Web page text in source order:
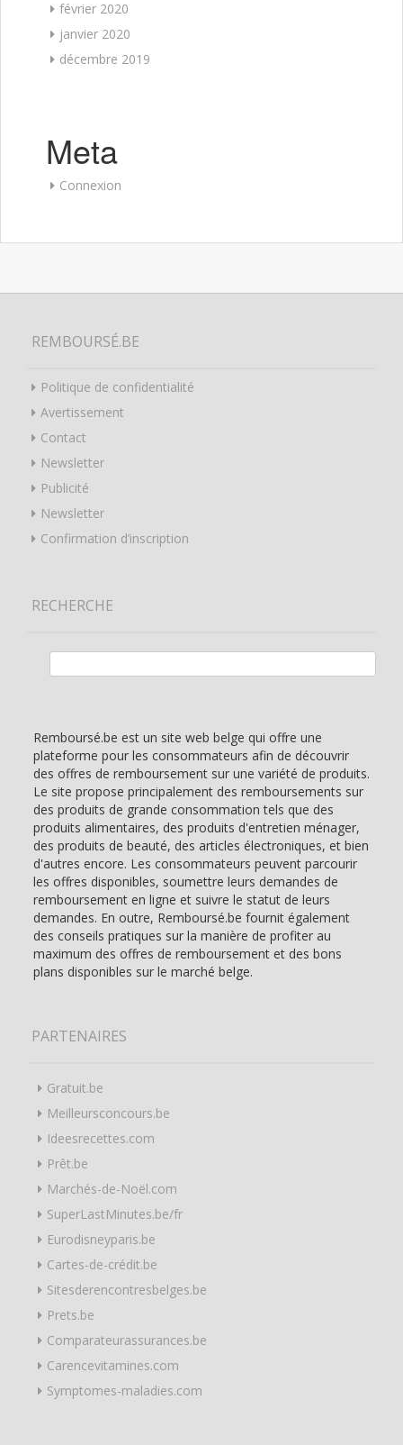
février 2020
janvier 2020
décembre 2019
Meta
Connexion
REMBOURSÉ.BE
Politique de confidentialité
Avertissement
Contact
Newsletter
Publicité
Newsletter
Confirmation d’inscription
RECHERCHE
Remboursé.be est un site web belge qui offre une
plateforme pour les consommateurs afin de découvrir
des offres de remboursement sur une variété de produits.
Le site propose principalement des remboursements sur
des produits de grande consommation tels que des
produits alimentaires, des produits d'entretien ménager,
des produits de beauté, des articles électroniques, et bien
d'autres encore. Les consommateurs peuvent parcourir
les offres disponibles, soumettre leurs demandes de
remboursement en ligne et suivre le statut de leurs
demandes. En outre, Remboursé.be fournit également
des conseils pratiques sur la manière de profiter au
maximum des offres de remboursement et des bons
plans disponibles sur le marché belge.
PARTENAIRES
Gratuit.be
Meilleursconcours.be
Ideesrecettes.com
Prêt.be
Marchés-de-Noël.com
SuperLastMinutes.be/fr
Eurodisneyparis.be
Cartes-de-crédit.be
Sitesderencontresbelges.be
Prets.be
Comparateurassurances.be
Carencevitamines.com
Symptomes-maladies.com